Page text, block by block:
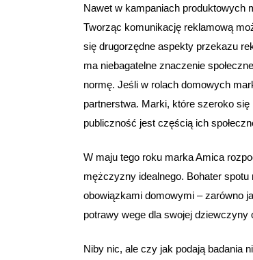
Nawet w kampaniach produktowych
Tworząc komunikację reklamową
się drugorzędne aspekty przekazu
ma niebagatelne znaczenie
normę. Jeśli w rolach domowych
partnerstwa. Marki, które szeroko
publiczność jest częścią ich
W maju tego roku marka Amica
mężczyzny idealnego. Bohater
obowiązkami domowymi – zarówno
potrawy wege dla swojej dziewczyny
Niby nic, ale czy jak podają badania